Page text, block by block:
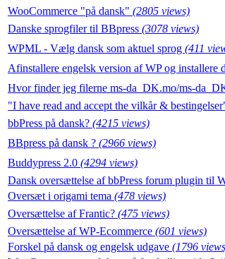
WooCommerce "på dansk" (2805 views)
Danske sprogfiler til BBpress (3078 views)
WPML - Vælg dansk som aktuel sprog (411
Afinstallere engelsk version af WP og installere
Hvor finder jeg filerne ms-da_DK.mo/ms-
"I have read and accept the vilkår &
bbPress på dansk? (4215 views)
BBpress på dansk ? (2966 views)
Buddypress 2.0 (4294 views)
Dansk oversættelse af bbPress forum plugin til
Oversæt i origami tema (478 views)
Oversættelse af Frantic? (475 views)
Oversættelse af WP-Ecommerce (601 views)
Forskel på dansk og engelsk udgave (1796